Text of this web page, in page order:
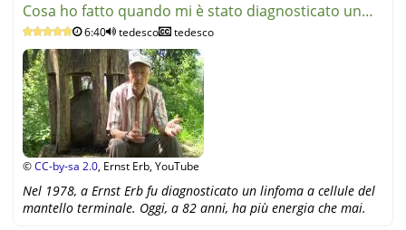
Cosa ho fatto quando mi è stato diagnosticato un
linfoma | E
6:40 tedesco tedesco
©CC-by-sa 2.0, Ernst Erb, YouTube
Nel 1978, a Ernst Erb fu diagnosticato un linfoma a cellule del
mantello terminale. Oggi, a 82 anni, ha più energia che mai.